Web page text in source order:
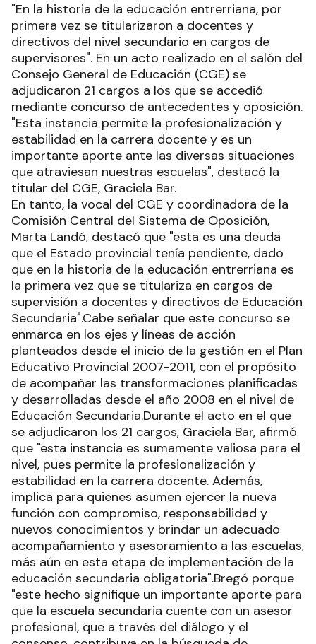
"En la historia de la educación entrerriana, por
primera vez se titularizaron a docentes y
directivos del nivel secundario en cargos de
supervisores". En un acto realizado en el salón del
Consejo General de Educación (CGE) se
adjudicaron 21 cargos a los que se accedió
mediante concurso de antecedentes y oposición.
"Esta instancia permite la profesionalización y
estabilidad en la carrera docente y es un
importante aporte ante las diversas situaciones
que atraviesan nuestras escuelas", destacó la
titular del CGE, Graciela Bar.
En tanto, la vocal del CGE y coordinadora de la
Comisión Central del Sistema de Oposición,
Marta Landó, destacó que "esta es una deuda
que el Estado provincial tenía pendiente, dado
que en la historia de la educación entrerriana es
la primera vez que se titulariza en cargos de
supervisión a docentes y directivos de Educación
Secundaria".Cabe señalar que este concurso se
enmarca en los ejes y líneas de acción
planteados desde el inicio de la gestión en el Plan
Educativo Provincial 2007-2011, con el propósito
de acompañar las transformaciones planificadas
y desarrolladas desde el año 2008 en el nivel de
Educación Secundaria.Durante el acto en el que
se adjudicaron los 21 cargos, Graciela Bar, afirmó
que "esta instancia es sumamente valiosa para el
nivel, pues permite la profesionalización y
estabilidad en la carrera docente. Además,
implica para quienes asumen ejercer la nueva
función con compromiso, responsabilidad y
nuevos conocimientos y brindar un adecuado
acompañamiento y asesoramiento a las escuelas,
más aún en esta etapa de implementación de la
educación secundaria obligatoria".Bregó porque
"este hecho signifique un importante aporte para
que la escuela secundaria cuente con un asesor
profesional, que a través del diálogo y el